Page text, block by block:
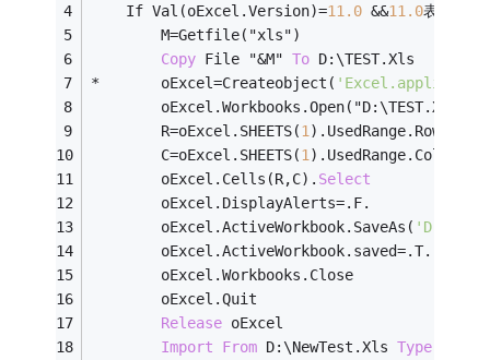
	If Val(oExcel.Version)
=11.0 &&11.0表示
		M
=Getfile("xls")
Copy File "&M" To D:\TEST.Xls
*
		oExcel
=Createobject(
		oExcel.Workbooks.Open("D:\TEST.XLS")
		R
=oExcel.SHEETS(1
		C
=oExcel.SHEETS(1
		oExcel.Cells(R,C).
Select
		oExcel.DisplayAlerts
=.F.
		oExcel.ActiveWorkbook.SaveAs(
		oExcel.ActiveWorkbook.saved
=.T.
		oExcel.Workbooks.Close
		oExcel.Quit
Release oExcel
Import
From D:\NewTest.Xls Type